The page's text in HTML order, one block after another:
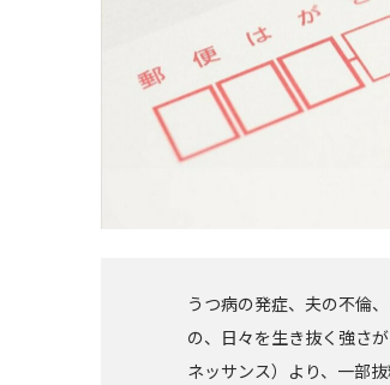
うつ病の発症、夫の不倫
の、日々を生き抜く強さ
ネッサンス）より、一部